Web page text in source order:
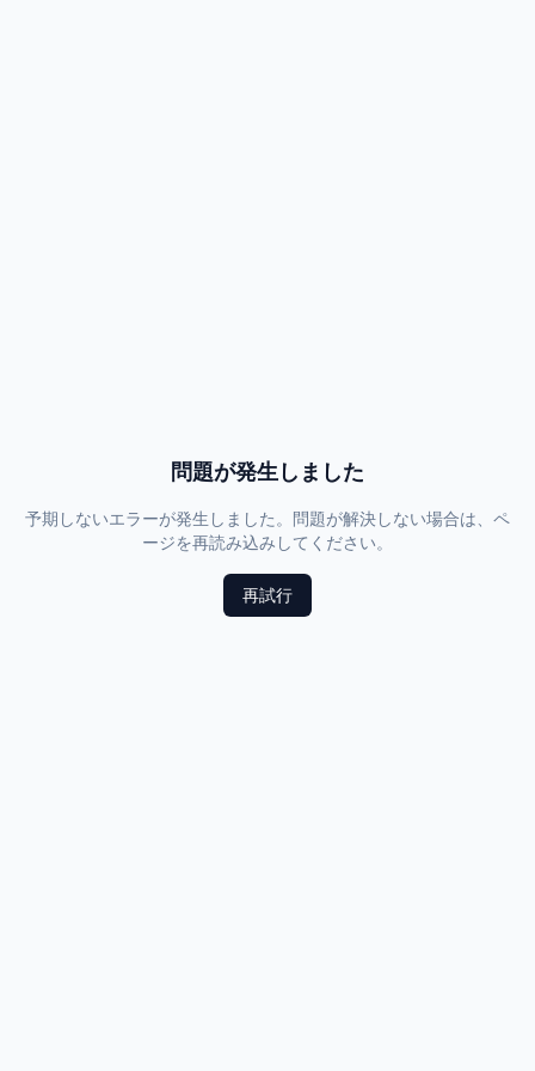
問題が発生しました
予期しないエラーが発生しました。問題が解決しない場合は、ペ
ージを再読み込みしてください。
再試行